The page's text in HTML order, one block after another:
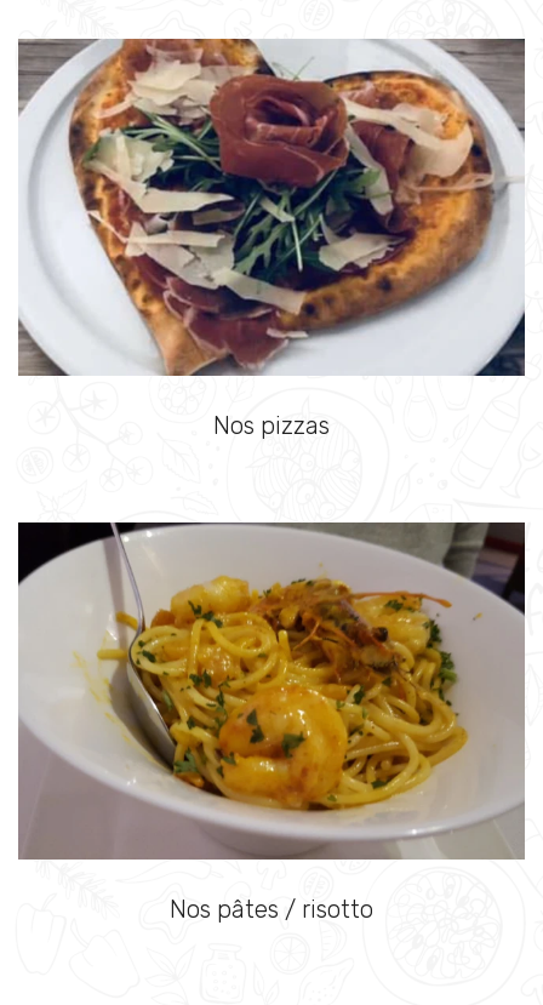
Nos pizzas
Nos pâtes / risotto